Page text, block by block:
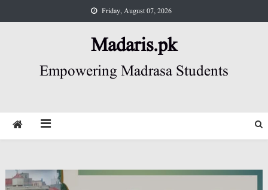
to
Friday, August 07, 2026
Madaris.pk
Empowering Madrasa Students